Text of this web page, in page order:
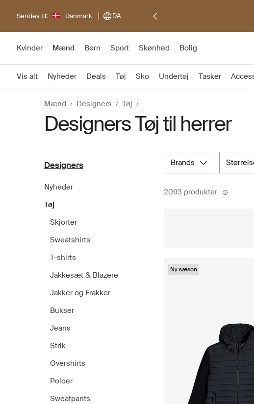
Sendes til: Danmark DA
Kvinder Mænd Børn Sport Skønhed Bolig
Vis alt Nyheder Deals Tøj Sko Undertøj Tasker
Mænd Designers Tøj
Designers Tøj til herrer
Designers
Nyheder
Tøj
Skjorter
Sweatshirts
T-shirts
Jakkesæt & Blazere
Jakker og Frakker
Bukser
Jeans
Strik
Overshirts
Poloer
Sweatpants
brands
2093 produkter
Ny sæson